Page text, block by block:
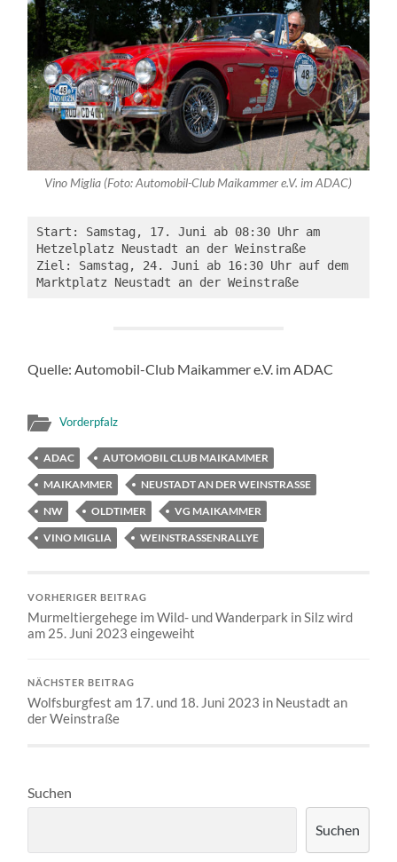
Vino Miglia (Foto: Automobil-Club Maikammer e.V. im ADAC)
Start: Samstag, 17. Juni ab 08:30 Uhr am
Hetzelplatz Neustadt an der Weinstraße
Ziel: Samstag, 24. Juni ab 16:30 Uhr auf dem
Marktplatz Neustadt an der Weinstraße
Quelle: Automobil-Club Maikammer e.V. im ADAC
Vorderpfalz
ADAC
AUTOMOBIL CLUB MAIKAMMER
MAIKAMMER
NEUSTADT AN DER WEINSTRASSE
NW
OLDTIMER
VG MAIKAMMER
VINO MIGLIA
WEINSTRASSENRALLYE
VORHERIGER BEITRAG
Murmeltiergehege im Wild- und Wanderpark in Silz wird
am 25. Juni 2023 eingeweiht
NÄCHSTER BEITRAG
Wolfsburgfest am 17. und 18. Juni 2023 in Neustadt an
der Weinstraße
Suchen
Suchen